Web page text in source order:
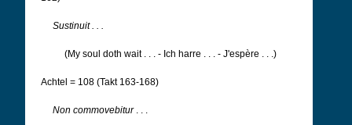
Sustinuit . . .
(My soul doth wait . . . - Ich harre . . . - J'espère . . .)
Achtel = 108 (Takt 163-168)
Non commovebitur. . .